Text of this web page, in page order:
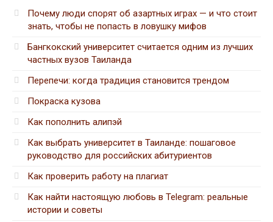
Почему люди спорят об азартных играх — и что стоит
знать, чтобы не попасть в ловушку мифов
Бангкокский университет считается одним из лучших
частных вузов Таиланда
Перепечи: когда традиция становится трендом
Покраска кузова
Как пополнить алипэй
Как выбрать университет в Таиланде: пошаговое
руководство для российских абитуриентов
Как проверить работу на плагиат
Как найти настоящую любовь в Telegram: реальные
истории и советы